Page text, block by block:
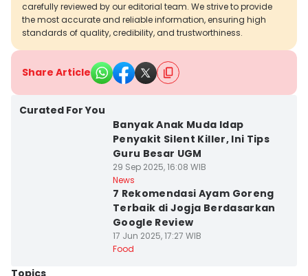
carefully reviewed by our editorial team. We strive to provide
the most accurate and reliable information, ensuring high
standards of quality, credibility, and trustworthiness.
Share Article
Curated For You
Banyak Anak Muda Idap
Penyakit Silent Killer, Ini Tips
Guru Besar UGM
29 Sep 2025, 16:08 WIB
News
7 Rekomendasi Ayam Goreng
Terbaik di Jogja Berdasarkan
Google Review
17 Jun 2025, 17:27 WIB
Food
Topics